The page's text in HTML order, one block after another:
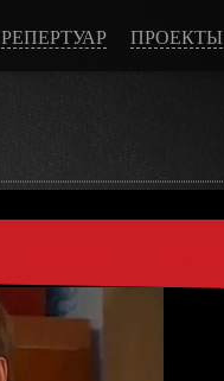
РЕПЕРТУАР ПРОЕКТЫ